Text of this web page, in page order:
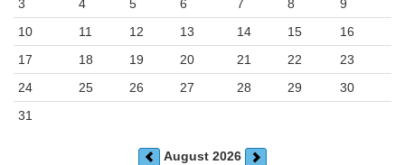
3
4 5 6 7 8
9
10
11 12 13 14 15
16
17
18 19 20 21 22
23
24
25 26 27 28 29
30
31
August 2026